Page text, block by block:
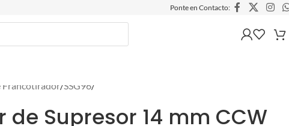
Ponte en Contacto:
Francotirador/SSG96/
Supresor 14 mm CCW